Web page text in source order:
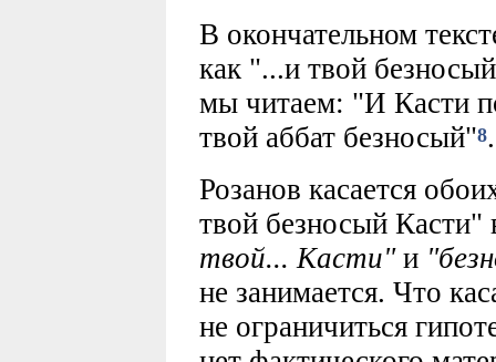
В окончательном
как "...и твой
мы читаем: "И Касти
твой аббат безносый"8.
Розанов касается
твой безносый Касти"
твой... Касти"и
не занимается. Что
не ограничиться